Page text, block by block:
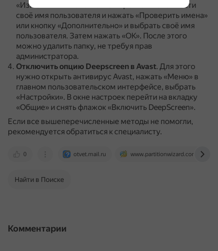
«Изменить».
В новом окне в третьем поле ввести
своё имя пользователя и нажать «Проверить имена»
или кнопку «Дополнительно» и выбрать своё имя
пользователя. Затем нажать «ОК». После этого
можно удалить папку, не требуя прав
администратора.
Отключить опцию Deepscreen в Avast. Для этого
нужно открыть антивирус Avast, нажать «Меню» в
главном пользовательском интерфейсе, выбрать
«Настройки». В окне настроек перейти на вкладку
«Общие» и снять флажок «Включить DeepScreen».
Если все вышеперечисленные методы не помогли,
рекомендуется обратиться к специалисту.
0 otvet.mail.ru www.partitionwizard.com
Найти в Поиске
Комментарии